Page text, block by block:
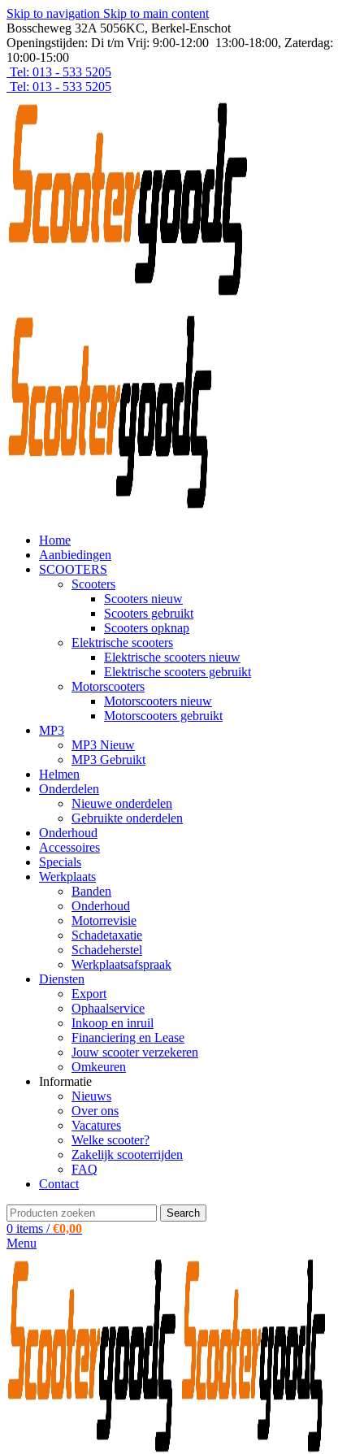
Skip to navigation Skip to main content
Bosscheweg 32A 5056KC, Berkel-Enschot
Openingstijden: Di t/m Vrij: 9:00-12:00 13:00-18:00, Zaterdag:
10:00-15:00
Tel: 013 - 533 5205
Tel: 013 - 533 5205
Home
Aanbiedingen
SCOOTERS
Scooters
Scooters nieuw
Scooters gebruikt
Scooters opknap
Elektrische scooters
Elektrische scooters nieuw
Elektrische scooters gebruikt
Motorscooters
Motorscooters nieuw
Motorscooters gebruikt
MP3
MP3 Nieuw
MP3 Gebruikt
Helmen
Onderdelen
Nieuwe onderdelen
Gebruikte onderdelen
Onderhoud
Accessoires
Specials
Werkplaats
Banden
Onderhoud
Motorrevisie
Schadetaxatie
Schadeherstel
Werkplaatsafspraak
Diensten
Export
Ophaalservice
Inkoop en inruil
Financiering en Lease
Jouw scooter verzekeren
Omkeuren
Informatie
Nieuws
Over ons
Vacatures
Welke scooter?
Zakelijk scooterrijden
FAQ
Contact
Search
0 items / €0,00
Menu